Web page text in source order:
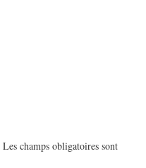
Les champs obligatoires sont